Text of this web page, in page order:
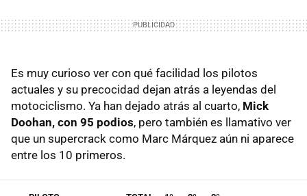
Es muy curioso ver con qué facilidad los pilotos
actuales y su precocidad dejan atrás a leyendas del
motociclismo. Ya han dejado atrás al cuarto, Mick
Doohan, con 95 podios, pero también es llamativo ver
que un supercrack como Marc Márquez aún ni aparece
entre los 10 primeros.